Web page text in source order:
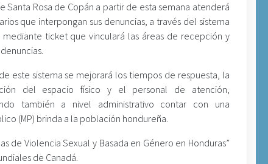
Santa Rosa de Copán a partir de esta semana atenderá
que interpongan sus denuncias, a través del sistema
ticket que vinculará las áreas de recepción y
este sistema se mejorará los tiempos de respuesta, la
del espacio físico y el personal de atención,
también a nivel administrativo contar con una
(MP) brinda a la población hondureña.
de Violencia Sexual y Basada en Género en Honduras”
de Canadá.